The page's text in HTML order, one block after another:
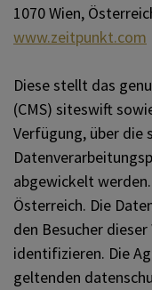
1070 Wien,
www.zeitpunkt.com
Diese stellt das
(CMS) siteswift
Verfügung, über die
abgewickelt
Österreich. Die
den Besucher
identifizieren. Die
geltenden